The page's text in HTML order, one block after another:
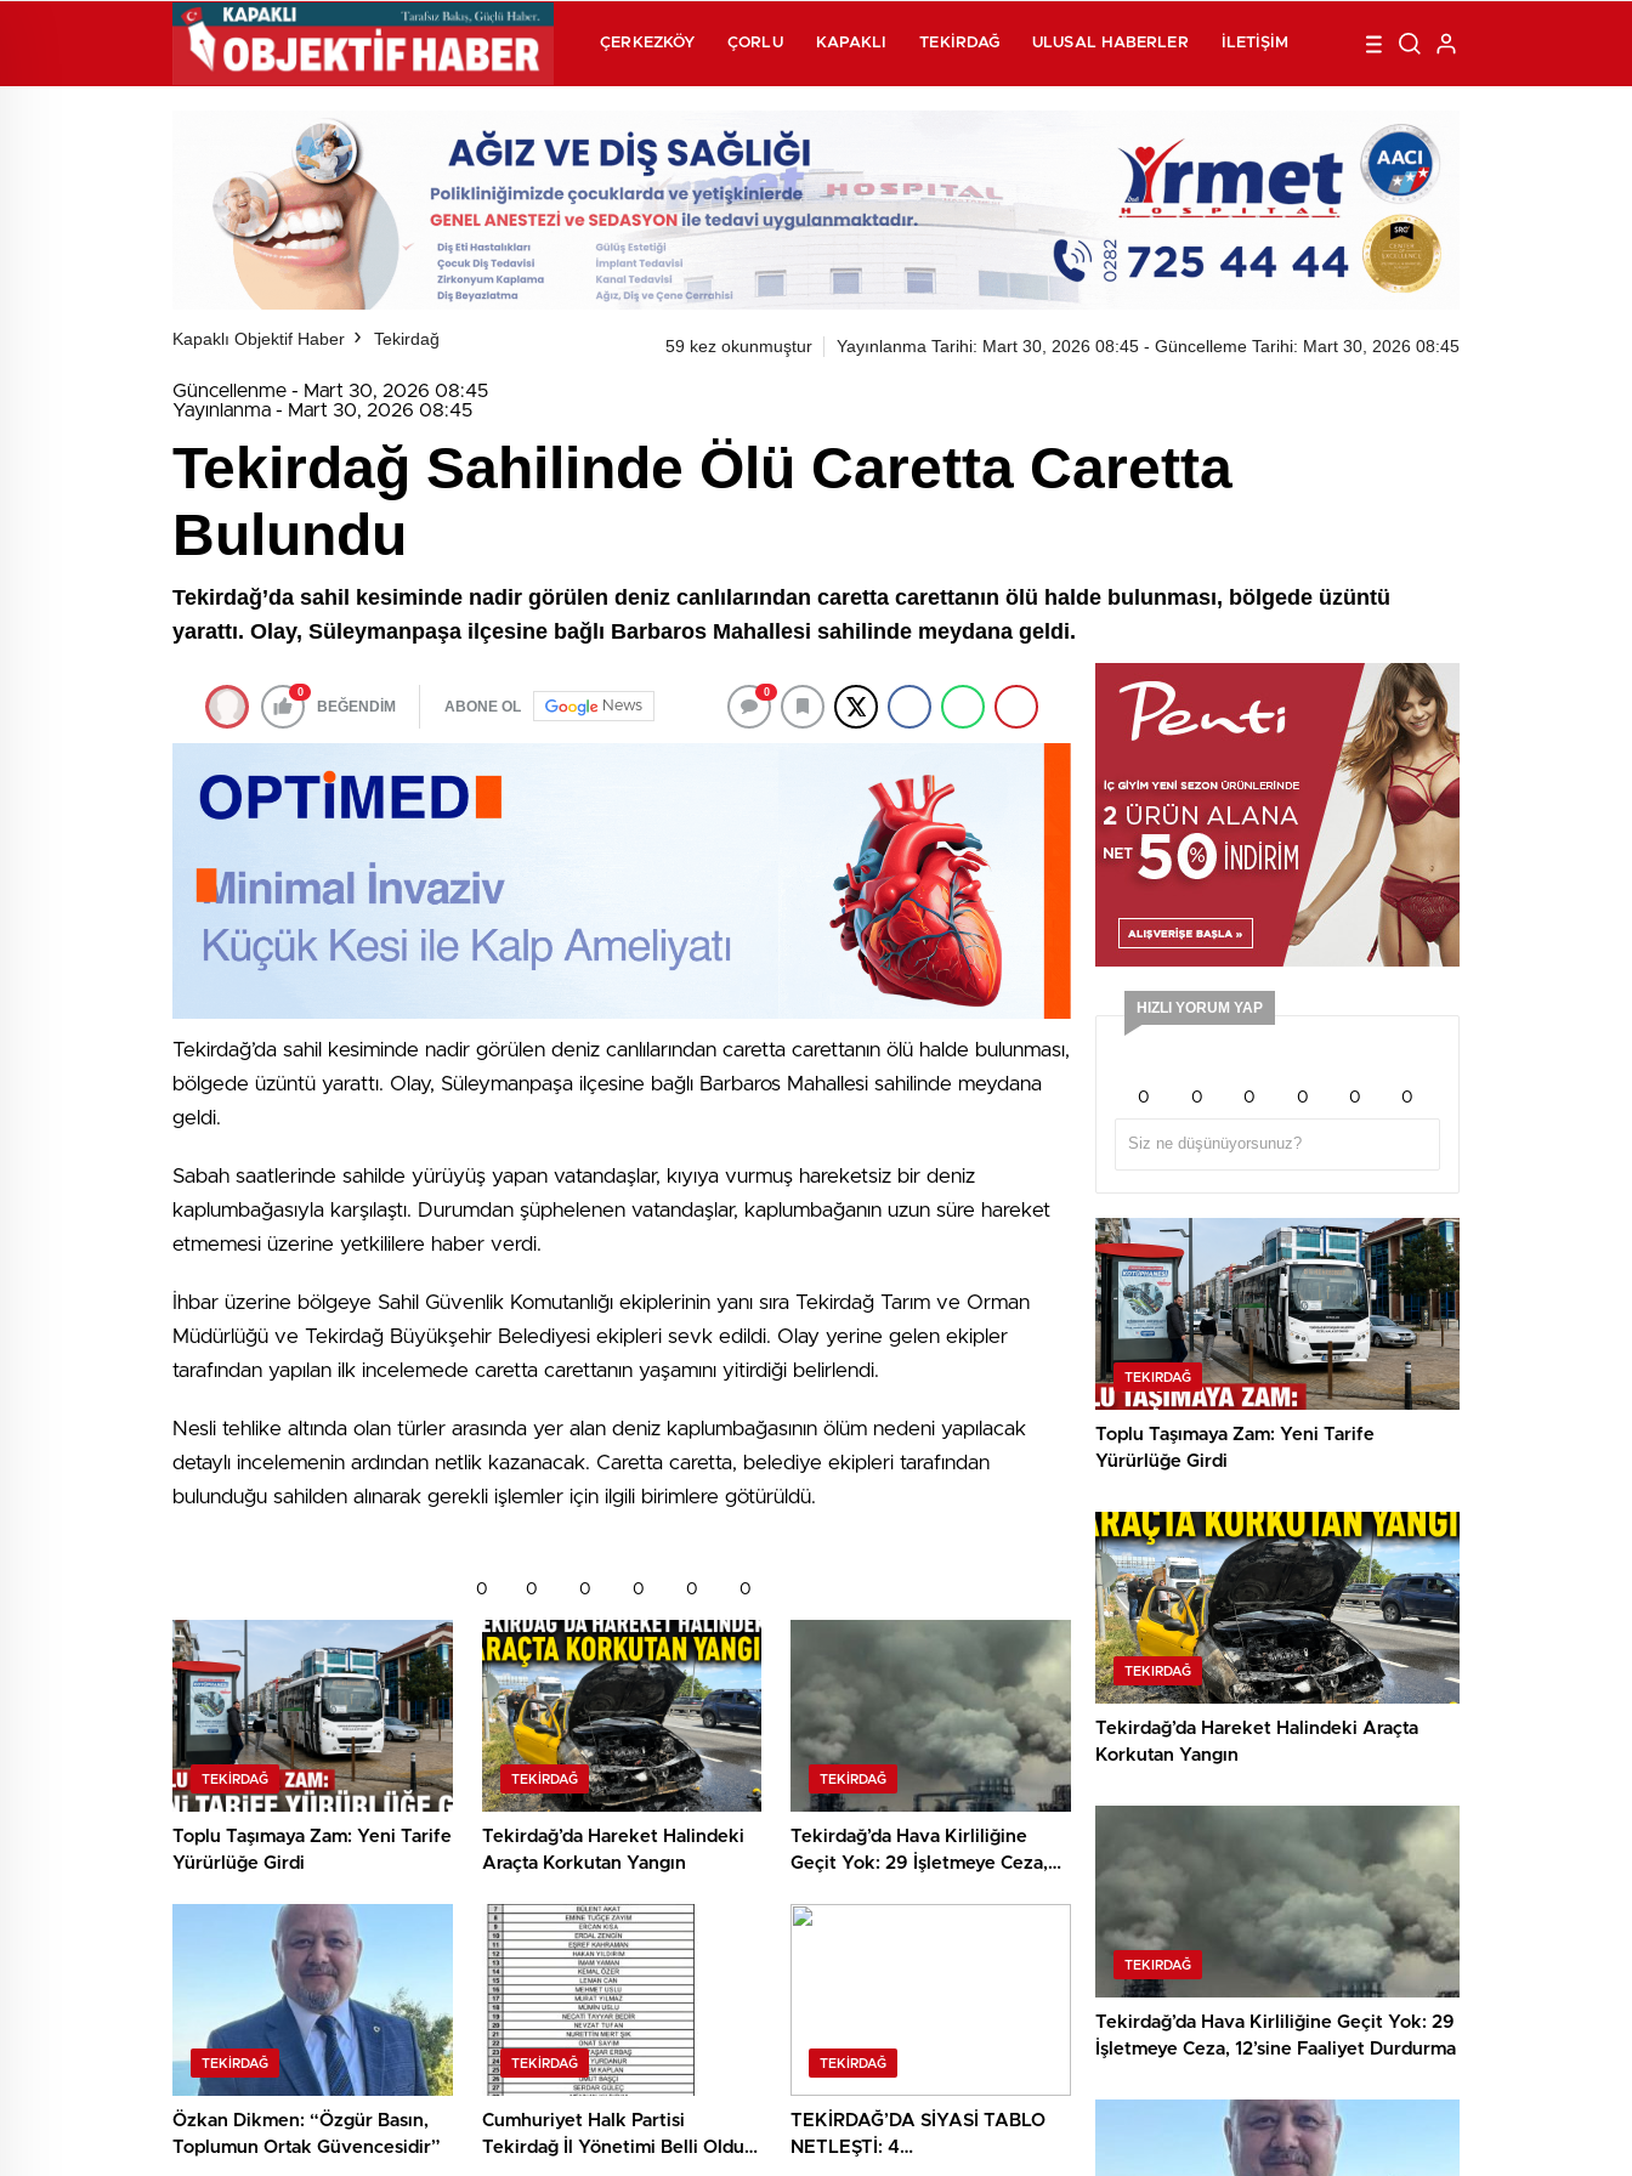
ÇERKEZKÖY ÇORLU KAPAKLI TEKIRDAĞ ULUSAL HABERLER İLETIŞIM
Kapaklı Objektif Haber Tekirdağ 59 kez okunmuştur Yayınlanma Tarihi: Mart 30, 2026 08:45 - Güncelleme Tarihi: Mart 30, 2026 08:45
Güncellenme - Mart 30, 2026 08:45
Yayınlanma - Mart 30, 2026 08:45
Tekirdağ Sahilinde Ölü Caretta Caretta
Bulundu
Tekirdağ’da sahil kesiminde nadir görülen deniz canlılarından caretta carettanın ölü halde bulunması, bölgede üzüntü
yarattı. Olay, Süleymanpaşa ilçesine bağlı Barbaros Mahallesi sahilinde meydana geldi.
0
BEĞENDİM ABONE OL News
0
Tekirdağ’da sahil kesiminde nadir görülen deniz canlılarından caretta carettanın ölü halde bulunması,
bölgede üzüntü yarattı. Olay, Süleymanpaşa ilçesine bağlı Barbaros Mahallesi sahilinde meydana
geldi.
Sabah saatlerinde sahilde yürüyüş yapan vatandaşlar, kıyıya vurmuş hareketsiz bir deniz
kaplumbağasıyla karşılaştı. Durumdan şüphelenen vatandaşlar, kaplumbağanın uzun süre hareket
etmemesi üzerine yetkililere haber verdi.
İhbar üzerine bölgeye Sahil Güvenlik Komutanlığı ekiplerinin yanı sıra Tekirdağ Tarım ve Orman
Müdürlüğü ve Tekirdağ Büyükşehir Belediyesi ekipleri sevk edildi. Olay yerine gelen ekipler
tarafından yapılan ilk incelemede caretta carettanın yaşamını yitirdiği belirlendi.
Nesli tehlike altında olan türler arasında yer alan deniz kaplumbağasının ölüm nedeni yapılacak
detaylı incelemenin ardından netlik kazanacak. Caretta caretta, belediye ekipleri tarafından
bulunduğu sahilden alınarak gerekli işlemler için ilgili birimlere götürüldü.
0 0 0 0 0 0
TEKIRDAĞ
Toplu Taşımaya Zam: Yeni Tarife
Yürürlüğe Girdi
TEKIRDAĞ
Tekirdağ’da Hareket Halindeki
Araçta Korkutan Yangın
TEKIRDAĞ
Tekirdağ’da Hava Kirliliğine
Geçit Yok: 29 İşletmeye Ceza,
TEKIRDAĞ
Özkan Dikmen: “Özgür Basın,
Toplumun Ortak Güvencesidir”
TEKIRDAĞ
Cumhuriyet Halk Partisi
Tekirdağ İl Yönetimi Belli Oldu:
TEKIRDAĞ
TEKİRDAĞ’DA SİYASİ TABLO
NETLEŞTİ: 4
HIZLI YORUM YAP
0 0 0 0 0 0
TEKIRDAĞ
Toplu Taşımaya Zam: Yeni Tarife
Yürürlüğe Girdi
TEKIRDAĞ
Tekirdağ’da Hareket Halindeki Araçta
Korkutan Yangın
TEKIRDAĞ
Tekirdağ’da Hava Kirliliğine Geçit Yok: 29
İşletmeye Ceza, 12’sine Faaliyet Durdurma